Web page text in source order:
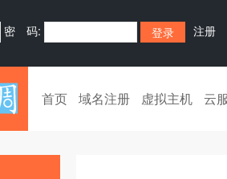
密 码: 注册
首页 域名注册 虚拟主机 云